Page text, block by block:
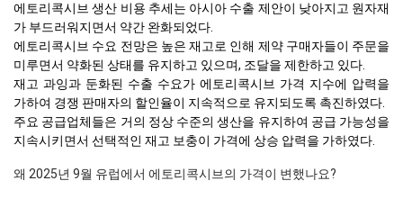
에토리콕시브 생산 비용 추세는 아시아 수출 제안이 낮아지고 원자재
가 부드러워지면서 약간 완화되었다.
에토리콕시브 수요 전망은 높은 재고로 인해 제약 구매자들이 주문을
미루면서 약화된 상태를 유지하고 있으며, 조달을 제한하고 있다.
재고 과잉과 둔화된 수출 수요가 에토리콕시브 가격 지수에 압력을
가하여 경쟁 판매자의 할인율이 지속적으로 유지되도록 촉진하였다.
주요 공급업체들은 거의 정상 수준의 생산을 유지하여 공급 가능성을
지속시키면서 선택적인 재고 보충이 가격에 상승 압력을 가하였다.
왜 2025년 9월 유럽에서 에토리콕시브의 가격이 변했나요?